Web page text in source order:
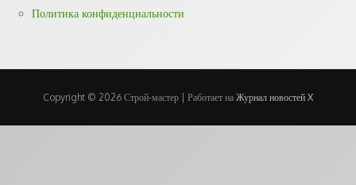
Политика конфиденциальности
Copyright © 2026 Строй-мастер | Работает на Журнал новостей X